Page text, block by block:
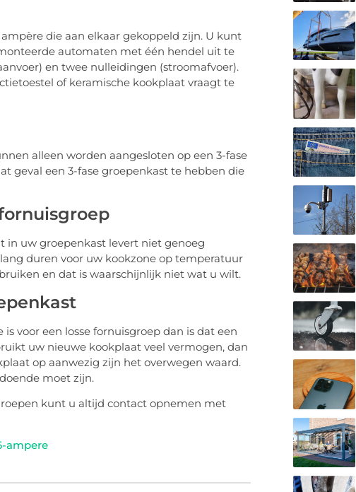
die aan elkaar gekoppeld zijn. U kunt
automaten met één hendel uit te
en twee nulleidingen (stroomafvoer).
of keramische kookplaat vraagt te
alleen worden aangesloten op een 3-fase
geval een 3-fase groepenkast te hebben die
in uw groepenkast levert niet genoeg
duren voor uw kookzone op temperatuur
en dat is waarschijnlijk niet wat u wilt.
voor een losse fornuisgroep dan is dat een
uw nieuwe kookplaat veel vermogen, dan
op aanwezig zijn het overwegen waard.
moet zijn.
kunt u altijd contact opnemen met
ampere